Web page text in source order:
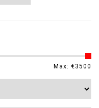
Max: €3500